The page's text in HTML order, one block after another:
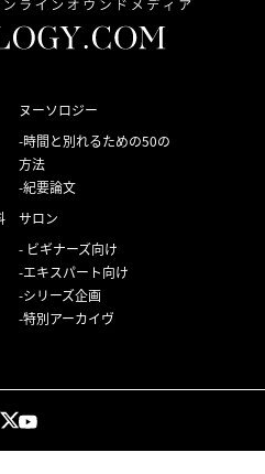
ヌーソロジー
時間と別れるための50の
方法
紀要論文
サロン
ビギナーズ向け
エキスパート向け
シリーズ企画
特別アーカイヴ